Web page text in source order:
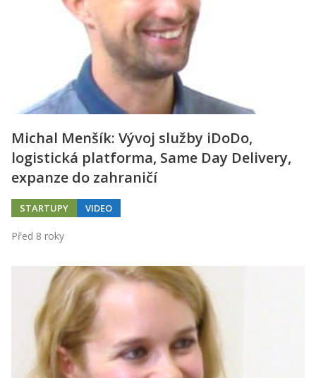
Michal Menšík: Vývoj služby iDoDo,
logistická platforma, Same Day Delivery,
expanze do zahraničí
STARTUPY VIDEO
Před 8 roky